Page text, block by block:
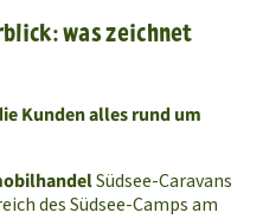
was zeichnet
Kunden alles rund um
Südsee-Caravans
des Südsee-Camps am